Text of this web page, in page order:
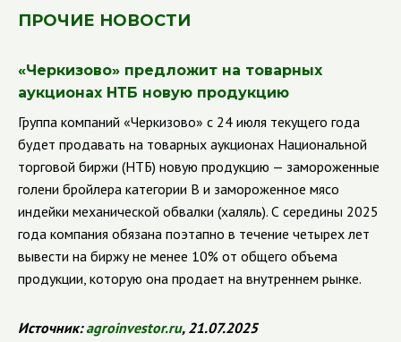
ПРОЧИЕ НОВОСТИ
«Черкизово» предложит на товарных
аукционах НТБ новую продукцию
Группа компаний «Черкизово» с 24 июля текущего года
будет продавать на товарных аукционах Национальной
торговой биржи (НТБ) новую продукцию — замороженные
голени бройлера категории В и замороженное мясо
индейки механической обвалки (халяль). С середины 2025
года компания обязана поэтапно в течение четырех лет
вывести на биржу не менее 10% от общего объема
продукции, которую она продает на внутреннем рынке.
Источник:agroinvestor.ru, 21.07.2025